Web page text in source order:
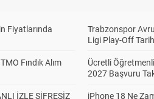
Fiyatlarında
Fındık Alım
İZLE ŞİFRESİZ
Trabzonspor
Ligi Play-Off
Ücretli
2027 Başvuru
iPhone 18 Ne